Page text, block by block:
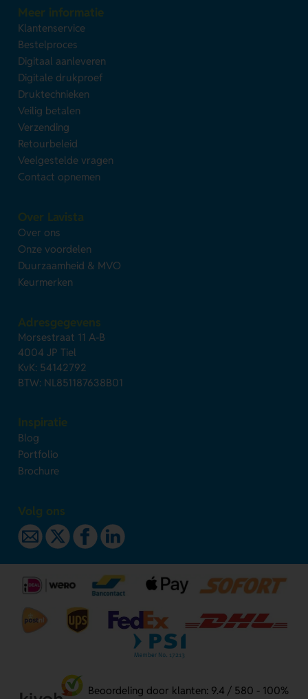
Meer informatie
Klantenservice
Bestelproces
Digitaal aanleveren
Digitale drukproef
Druktechnieken
Veilig betalen
Verzending
Retourbeleid
Veelgestelde vragen
Contact opnemen
Over Lavista
Over ons
Onze voordelen
Duurzaamheid & MVO
Keurmerken
Adresgegevens
Morsestraat 11 A-B
4004 JP Tiel
KvK: 54142792
BTW: NL851187638B01
Inspiratie
Blog
Portfolio
Brochure
Volg ons
Beoordeling door klanten: 9.4 / 580 - 100%